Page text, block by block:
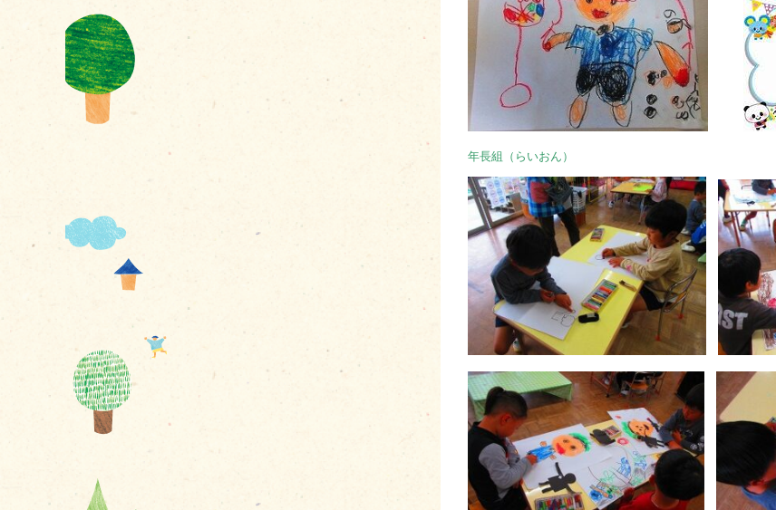
年長組（らいおん）